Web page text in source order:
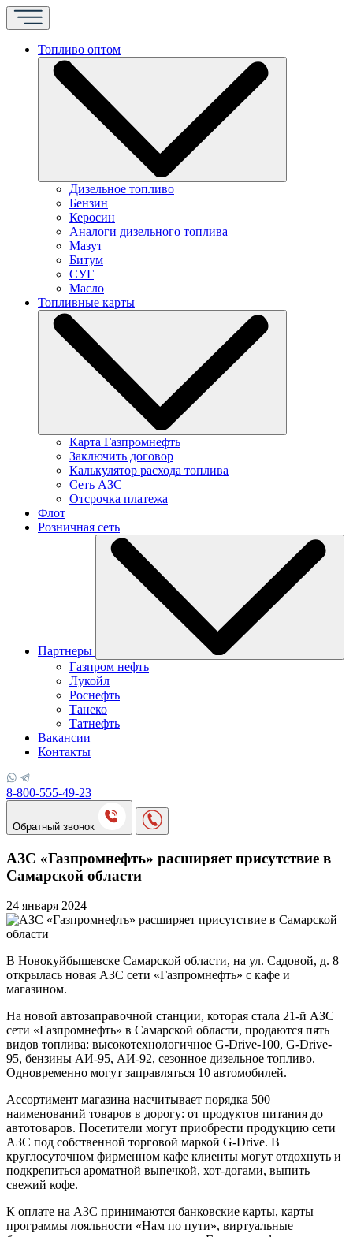
Топливо оптом
Дизельное топливо
Бензин
Керосин
Аналоги дизельного топлива
Мазут
Битум
СУГ
Масло
Топливные карты
Карта Газпромнефть
Заключить договор
Калькулятор расхода топлива
Сеть АЗС
Отсрочка платежа
Флот
Розничная сеть
Партнеры
Газпром нефть
Лукойл
Роснефть
Танеко
Татнефть
Вакансии
Контакты
8-800-555-49-23
Обратный звонок
АЗС «Газпромнефть» расширяет присутствие в
Самарской области
24 января 2024
В Новокуйбышевске Самарской области, на ул. Садовой, д. 8
открылась новая АЗС сети «Газпромнефть» с кафе и
магазином.
На новой автозаправочной станции, которая стала 21-й АЗС
сети «Газпромнефть» в Самарской области, продаются пять
видов топлива: высокотехнологичное G-Drive-100, G-Drive-
95, бензины АИ-95, АИ-92, сезонное дизельное топливо.
Одновременно могут заправляться 10 автомобилей.
Ассортимент магазина насчитывает порядка 500
наименований товаров в дорогу: от продуктов питания до
автотоваров. Посетители могут приобрести продукцию сети
АЗС под собственной торговой маркой G-Drive. В
круглосуточном фирменном кафе клиенты могут отдохнуть и
подкрепиться ароматной выпечкой, хот-догами, выпить
свежий кофе.
К оплате на АЗС принимаются банковские карты, карты
программы лояльности «Нам по пути», виртуальные